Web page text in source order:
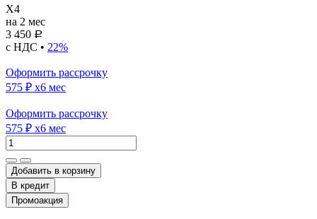
X4
на 2 мес
3 450 Р
с НДС • 22%
Оформить рассрочку
575 ₽ x6 мес
Оформить рассрочку
575 ₽ x6 мес
Добавить в корзину